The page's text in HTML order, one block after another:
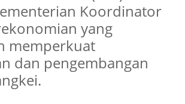
Koordinator
yang
memperkuat
dan pengembangan